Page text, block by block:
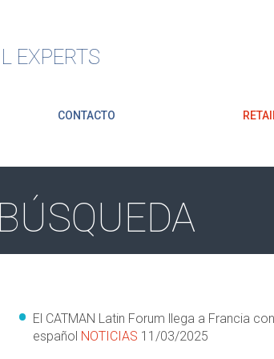
EXPERTS
CONTACTO
El CATMAN Latin Forum llega a Francia
español NOTICIAS 11/03/2025